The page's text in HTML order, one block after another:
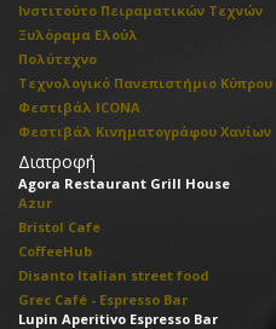
Ινστιτούτο Πειραματικών Τεχνών
Ξυλόραμα Ελούλ
Πολύτεχνο
Τεχνολογικό Πανεπιστήμιο Κύπρου
Φεστιβάλ ICONA
Φεστιβάλ Κινηματογράφου Χανίων
Διατροφή
Agora Restaurant Grill House
Azur
Bristol Cafe
CoffeeHub
Disanto Italian street food
Grec Café - Espresso Bar
Lupin Aperitivo Espresso Bar